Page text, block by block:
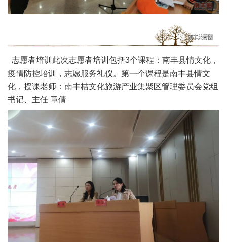
志愿者培训此次志愿者培训包括3个课程：南丰县情文化，
疫情防控培训，志愿服务礼仪。第一个课程是南丰县情文
化，授课老师：南丰桔文化旅游产业集聚区管理委员会党组
书记、主任 章倩